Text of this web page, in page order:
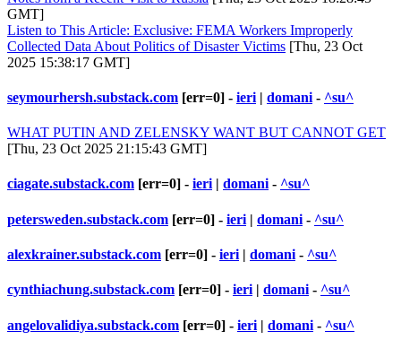
GMT]
Listen to This Article: Exclusive: FEMA Workers Improperly
Collected Data About Politics of Disaster Victims [Thu, 23 Oct
2025 15:38:17 GMT]
seymourhersh.substack.com [err=0] - ieri | domani - ^su^
WHAT PUTIN AND ZELENSKY WANT BUT CANNOT GET
[Thu, 23 Oct 2025 21:15:43 GMT]
ciagate.substack.com [err=0] - ieri| domani- ^su^
petersweden.substack.com [err=0] - ieri | domani - ^su^
alexkrainer.substack.com [err=0] - ieri | domani - ^su^
cynthiachung.substack.com [err=0] - ieri | domani - ^su^
angelovalidiya.substack.com [err=0] - ieri | domani - ^su^